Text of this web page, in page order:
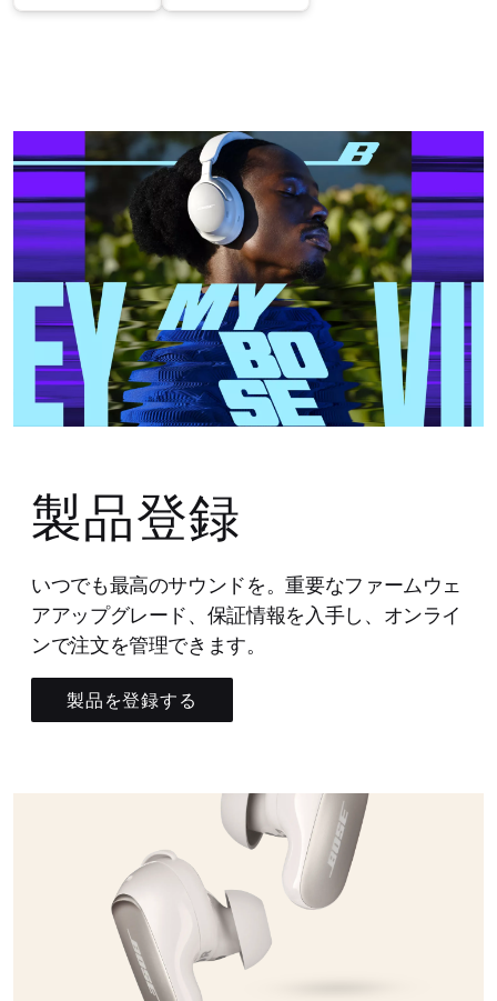
製品登録
いつでも最高のサウンドを。重要なファームウェ
アアップグレード、保証情報を入手し、オンライ
ンで注文を管理できます。
製品を登録する